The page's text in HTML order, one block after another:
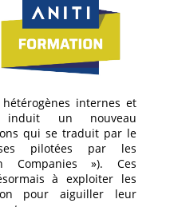
internes et
induit un nouveau
qui se traduit par le
pilotées par les
Companies »). Ces
à exploiter les
pour aiguiller leur